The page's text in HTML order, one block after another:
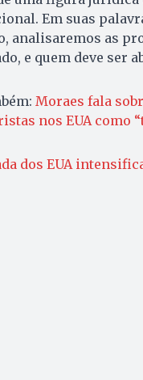
Em suas
analisaremos as
e quem deve ser
Moraes fala
nos EUA como
dos EUA